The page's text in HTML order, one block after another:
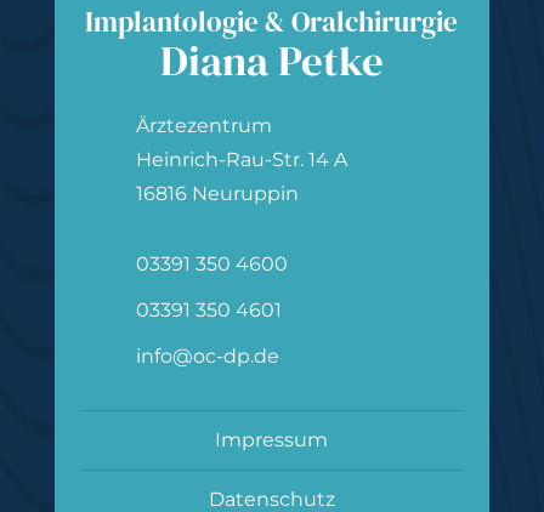
Implantologie & Oralchirurgie
Diana Petke
Ärztezentrum
Heinrich-Rau-Str. 14 A
16816 Neuruppin
03391 350 4600
03391 350 4601
info@oc-dp.de
Impressum
Datenschutz